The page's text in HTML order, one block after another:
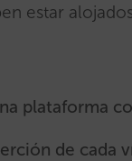
estar
plataforma
de